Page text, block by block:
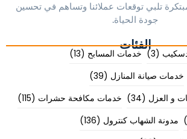
تلبي توقعات عملائنا وتساهم في تحسين
جودة الحياة.
الفئات
(3) خدمات المسابح (13)
خدمات صيانة المنازل (39)
و العزل (34) خدمات مكافحة حشرات (115)
مدونة الشهاب كنترول (136)